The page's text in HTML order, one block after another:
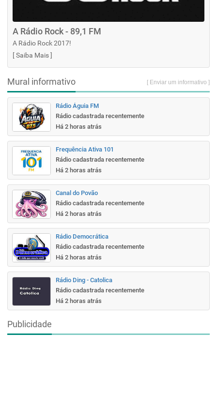
A Rádio Rock - 89,1 FM
A Rádio Rock 2017!
[Saiba Mais]
Mural informativo [ Enviar um informativo ]
Rádio Águia FM
Rádio cadastrada recentemente
Há 2 horas atrás
Frequência Ativa 101
Rádio cadastrada recentemente
Há 2 horas atrás
Canal do Povão
Rádio cadastrada recentemente
Há 2 horas atrás
Rádio Democrática
Rádio cadastrada recentemente
Há 2 horas atrás
Rádio Ding - Catolica
Rádio cadastrada recentemente
Há 2 horas atrás
Publicidade